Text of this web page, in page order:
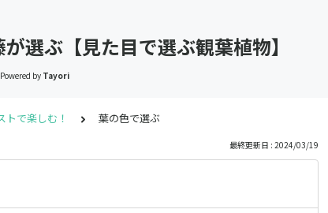
選ぶ【見た目で選ぶ観葉植物】
Powered by Tayori
で楽しむ！ 葉の色で選ぶ
最終更新日 : 2024/03/19